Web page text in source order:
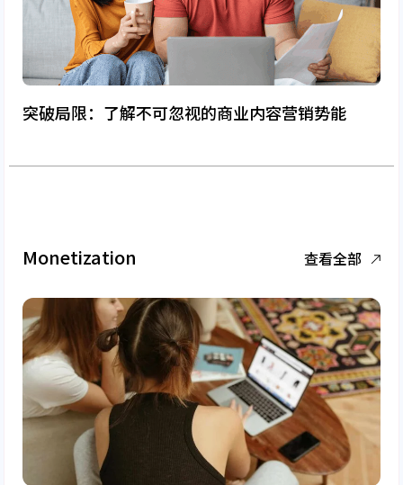
突破局限：了解不可忽视的商业内容营销势能
Monetization 查看全部